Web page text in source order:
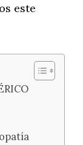
este